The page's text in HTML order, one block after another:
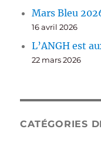
Mars Bleu
16 avril 2026
L’ANGH est
22 mars 2026
CATÉGORIES